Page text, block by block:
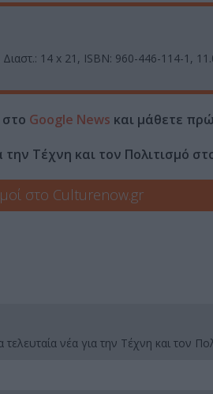
Διαστ.: 14 x 21, ISBN: 960-446-114-1,
Google News και μάθετε
την Τέχνη και τον Πολιτισμό
στο Culturenow.gr
νέα για την Τέχνη και τον